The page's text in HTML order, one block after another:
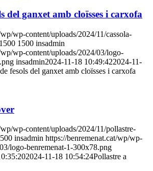
del ganxet amb cloïsses i carxofa
wp-content/uploads/2024/11/cassola-
1500 1500 insadmin
wp-content/uploads/2024/03/logo-
insadmin2024-11-18 10:49:422024-11-
fesols del ganxet amb cloïsses i carxofa
wp-content/uploads/2024/11/pollastre-
insadmin https://benremenat.cat/wp/wp-
logo-benremenat-1-300x78.png
2024-11-18 10:54:24Pollastre a